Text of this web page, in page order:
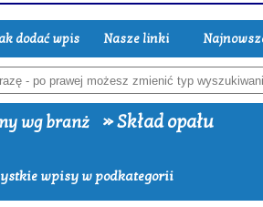
dodać wpis Nasze linki
wg branż » Skład opału
wpisy w podkategorii